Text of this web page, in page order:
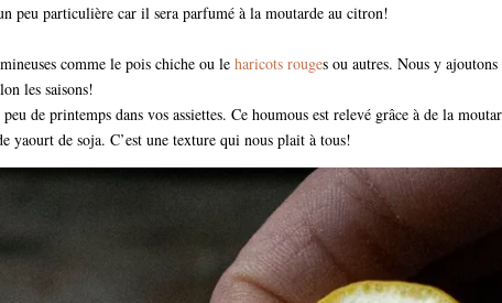
peu particulière car il sera parfumé à la moutarde au citron!
comme le pois chiche ou leharicots rouges ou autres. Nous y
les saisons!
de printemps dans vos assiettes. Ce houmous est relevé grâce à de la
yaourt de soja. C’est une texture qui nous plait à tous!